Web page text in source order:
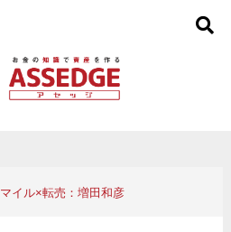
マイル×転売：増田和彦